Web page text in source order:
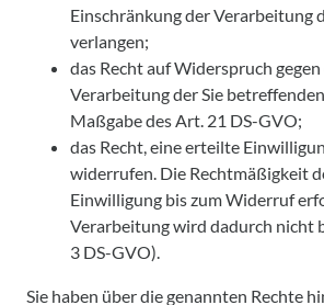
Einschränkung der Verarbeitung
verlangen;
das Recht auf Widerspruch
Verarbeitung der Sie
Maßgabe des Art. 21 DS-GVO;
das Recht, eine erteilte
widerrufen. Die Rechtmäßigkeit
Einwilligung bis zum Widerruf
Verarbeitung wird dadurch nicht
3 DS-GVO).
Sie haben über die genannten Rechte